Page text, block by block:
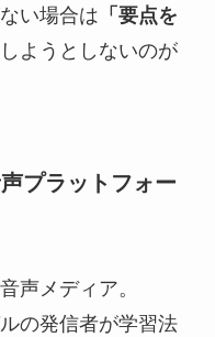
い場合は 「要点を
ようとしないのが
プラットフォー
声メディア。
の発信者が学習法